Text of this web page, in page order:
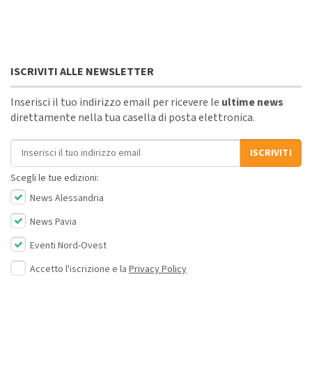
ISCRIVITI ALLE NEWSLETTER
Inserisci il tuo indirizzo email per ricevere le ultime news
direttamente nella tua casella di posta elettronica.
Indirizzo email
ISCRIVITI
Scegli le tue edizioni:
News Alessandria
News Pavia
Eventi Nord-Ovest
Accetto l'iscrizione e la Privacy Policy